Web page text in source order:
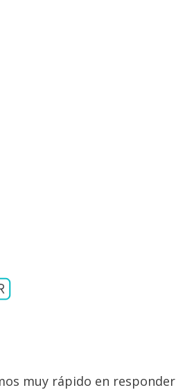
muy rápido en responder